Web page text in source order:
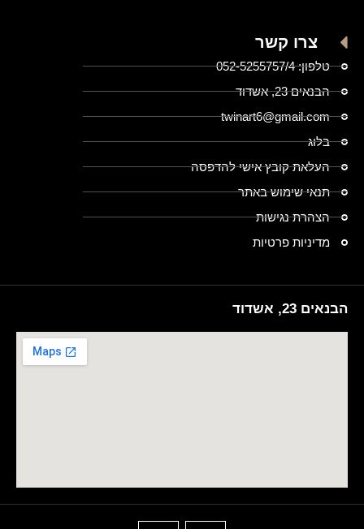
צרו קשר
טלפון: 052-5255757/4
הבנאים 23, אשדוד
twinart6@gmail.com
בלוג
העלאת קובץ אישי להדפסה
תנאי שימוש באתר
הצהרת נגישות
מדיניות פרטיות
הבנאים 23, אשדוד